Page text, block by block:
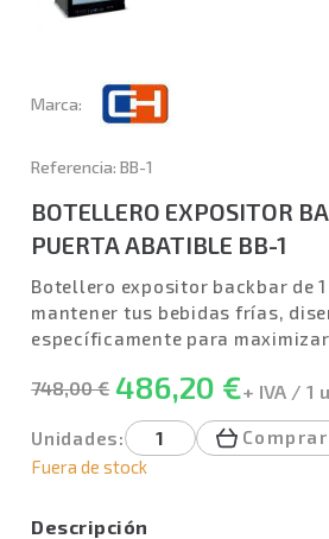
Marca:
Referencia: BB-1
BOTELLERO EXPOSITOR
PUERTA ABATIBLE BB-1
Botellero expositor backbar de
mantener tus bebidas frías,
específicamente para
748,00 € 486,20 €+ IVA / 1
Unidades:
Comprar
Fuera de stock
Descripción